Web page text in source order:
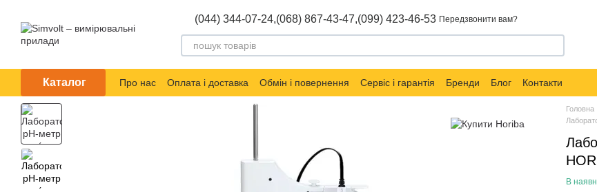
(044) 344-07-24,(068) 867-43-47,(099) 423-46-53 Передзвонити вам?
Каталог Про нас Оплата і доставка Обмін і повернення Сервіс і гарантія Бренди Блог Контакти
Головна
В